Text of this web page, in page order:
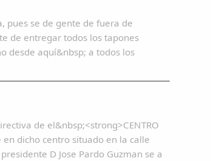
pues se de gente de fuera de
de entregar todos los tapones
desde aquí&nbsp; a todos los
de el&nbsp;<strong>CENTRO
en dicho centro situado en la calle
D Jose Pardo Guzman se a